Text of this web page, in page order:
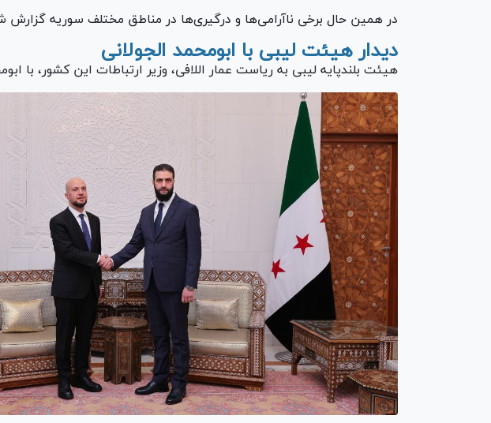
در همین حال برخی ناآرامی‌ها و درگیری‌ها در مناطق مختلف سوریه
دیدار هیئت لیبی با ابومحمد الجولانی
هیئت بلندپایه لیبی به ریاست عمار اللافی، وزیر ارتباطات این کشور، با